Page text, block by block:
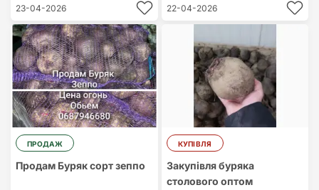
23-04-2026
22-04-2026
ПРОДАЖ
Продам Буряк сорт зеппо
КУПІВЛЯ
Закупівля буряка
столового оптом